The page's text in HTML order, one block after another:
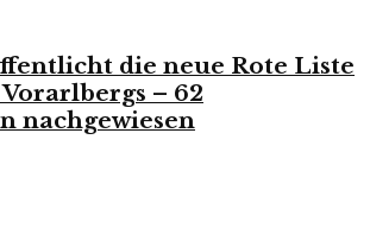
die neue Rote Liste
– 62
nachgewiesen